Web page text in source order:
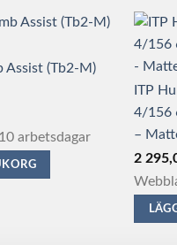
på
Assist (Tb2-M)
arbetsdagar
ITP
4/156
–
2